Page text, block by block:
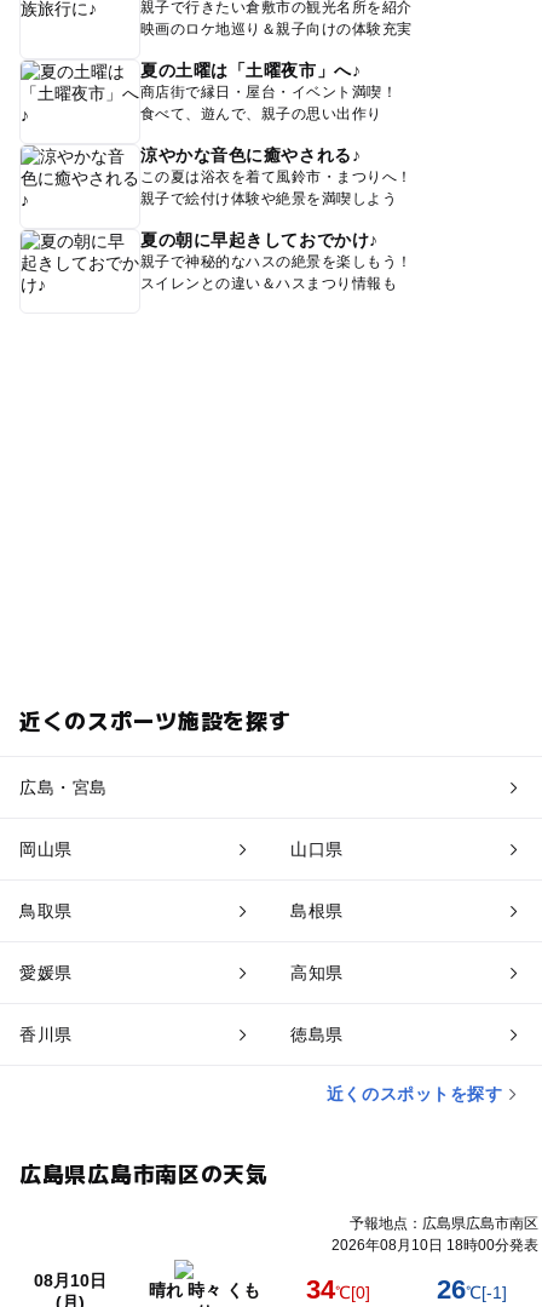
親子で行きたい倉敷市の観光名所を紹介
映画のロケ地巡り＆親子向けの体験充実
夏の土曜は「土曜夜市」へ♪
商店街で縁日・屋台・イベント満喫！
食べて、遊んで、親子の思い出作り
涼やかな音色に癒やされる♪
この夏は浴衣を着て風鈴市・まつりへ！
親子で絵付け体験や絶景を満喫しよう
夏の朝に早起きしておでかけ♪
親子で神秘的なハスの絶景を楽しもう！
スイレンとの違い＆ハスまつり情報も
近くのスポーツ施設を探す
広島・宮島
岡山県 山口県
鳥取県 島根県
愛媛県 高知県
香川県 徳島県
近くのスポットを探す
広島県広島市南区の天気
予報地点：広島県広島市南区
2026年08月10日 18時00分発表
08月10日
(月)
晴れ 時々 くも
34℃[0] 26℃[-1]